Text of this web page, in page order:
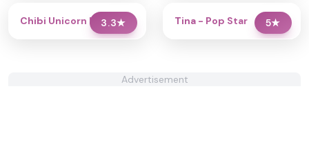
3.3★
Chibi Unicorn Dress Up 5★
Tina - Pop Star
Advertisement